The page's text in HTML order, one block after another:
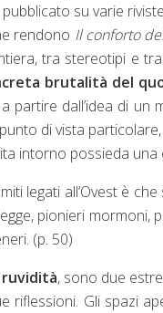
su varie
rendono Il conforto
tra stereotipi e
brutalità del
a partire dall’idea di
di vista
intorno possieda
legati all’Ovest è
pionieri mormoni,
(p. 50)
ruvidità, sono due
riflessioni. Gli spazi